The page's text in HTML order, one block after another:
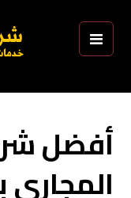
أفضل
المجاري